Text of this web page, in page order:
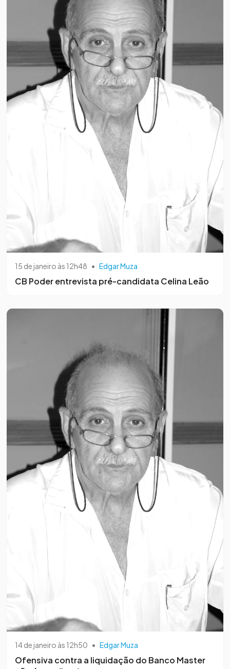
15 de janeiro às 12h48 • Edgar Muza
CB Poder entrevista pré-candidata Celina Leão
14 de janeiro às 12h50 • Edgar Muza
Ofensiva contra a liquidação do Banco Master